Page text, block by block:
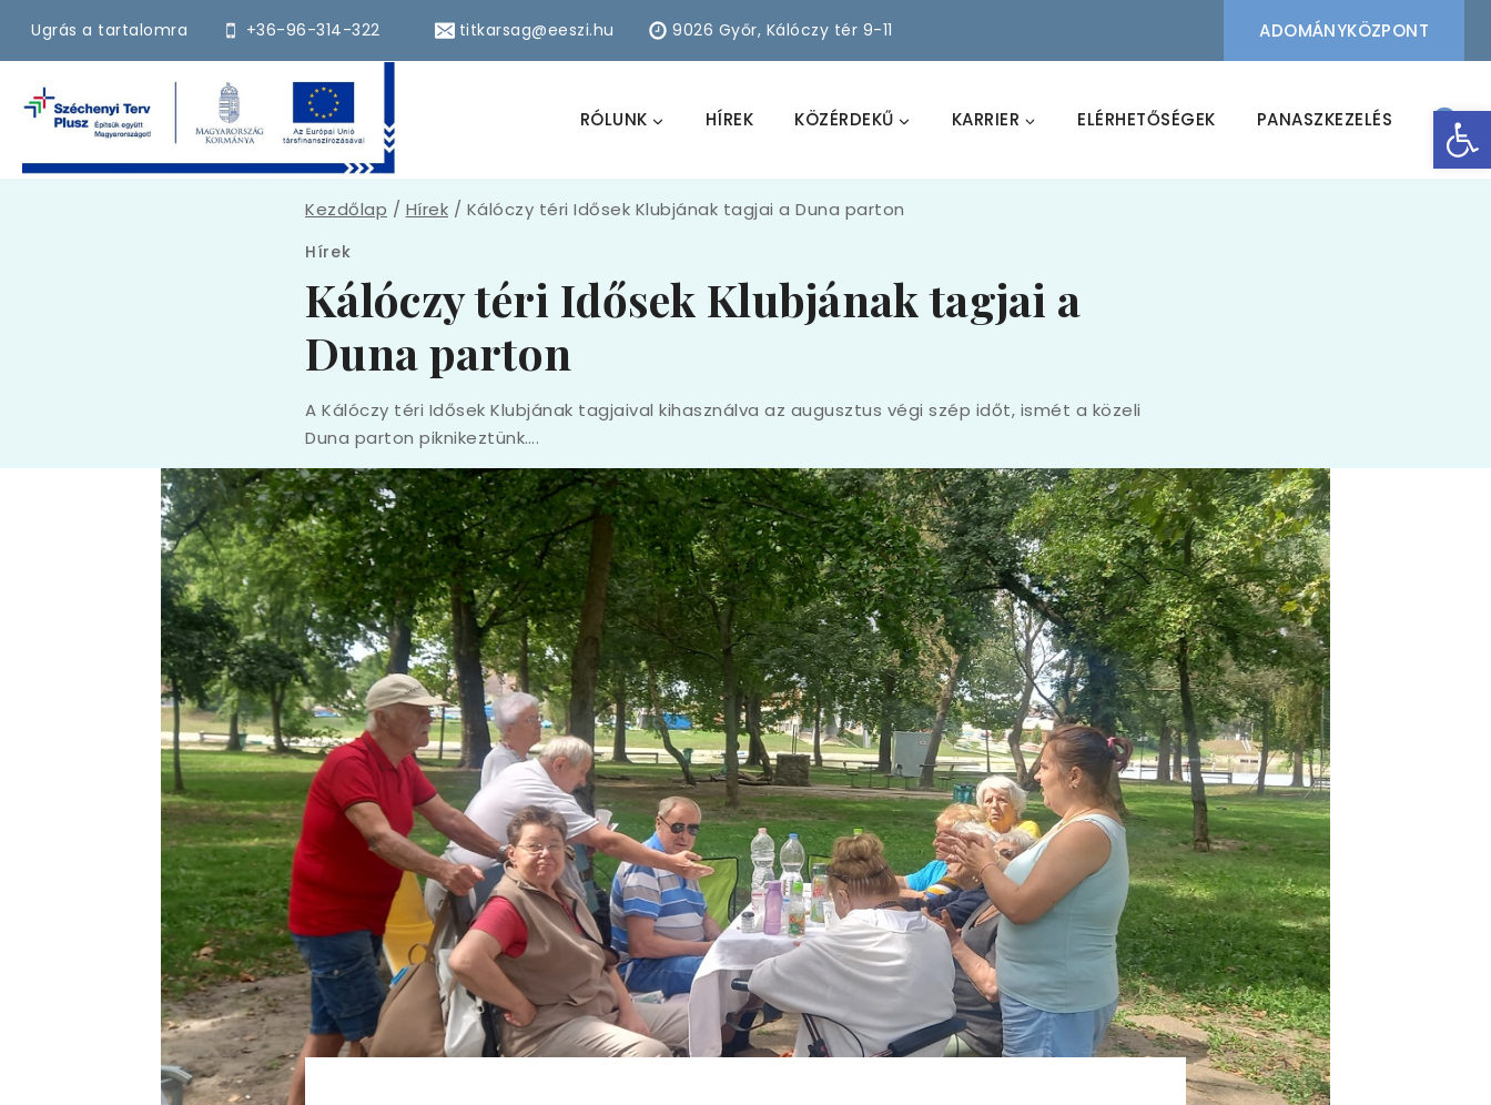
Ugrás a tartalomra +36-96-314-322 titkarsag@eeszi.hu 9026 Győr, Kálóczy tér 9-11 ADOMÁNYKÖZPONT
RÓLUNK HÍREK KÖZÉRDEKŰ KARRIER ELÉRHETŐSÉGEK PANASZKEZELÉS
Kezdőlap / Hírek / Kálóczy téri Idősek Klubjának tagjai a Duna parton
Hírek
Kálóczy téri Idősek Klubjának tagjai a
Duna parton
A Kálóczy téri Idősek Klubjának tagjaival kihasználva az augusztus végi szép időt, ismét a közeli
Duna parton piknikeztünk….